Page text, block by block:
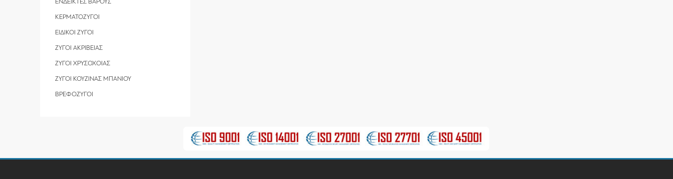
ΚΕΡΜΑΤΟΖΥΓΟΙ
ΕΙΔΙΚΟΙ ΖΥΓΟΙ
ΖΥΓΟΙ ΑΚΡΙΒΕΙΑΣ
ΖΥΓΟΙ ΧΡΥΣΟΧΟΙΑΣ
ΖΥΓΟΙ ΚΟΥΖΙΝΑΣ ΜΠΑΝΙΟΥ
ΒΡΕΦΟΖΥΓΟΙ